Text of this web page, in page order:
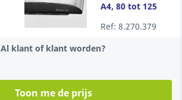
A4, 80 tot 125
Ref: 8.270.379
Al klant of klant worden?
Toon me de prijs